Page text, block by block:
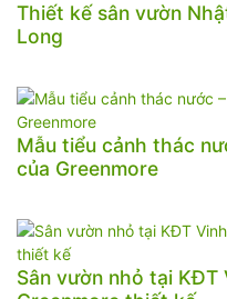
Thiết kế sân vườn
Long
Mẫu tiểu cảnh thác
của Greenmore
Sân vườn nhỏ tại KĐT